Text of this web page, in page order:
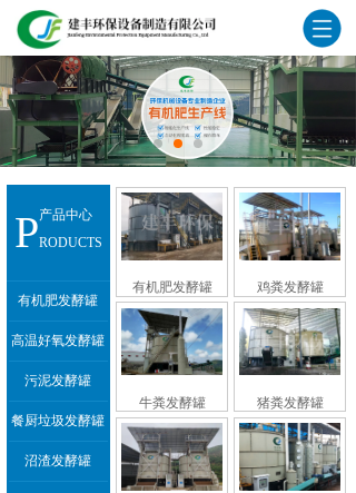
产品中心
PRODUCTS
有机肥发酵罐
高温好氧发酵罐
污泥发酵罐
餐厨垃圾发酵罐
沼渣发酵罐
有机肥发酵罐 鸡粪发酵罐
牛粪发酵罐 猪粪发酵罐